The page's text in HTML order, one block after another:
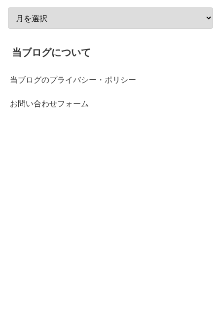
当ブログについて
当ブログのプライバシー・ポリシー
お問い合わせフォーム